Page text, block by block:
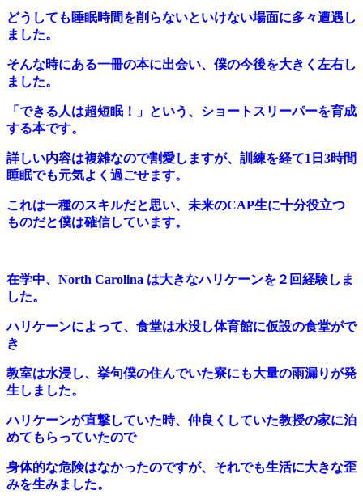
どうしても睡眠時間を削らないといけない場面に多々遭遇し
ました。
そんな時にある一冊の本に出会い、僕の今後を大きく左右し
ました。
「できる人は超短眠！」という、ショートスリーパーを育成
する本です。
詳しい内容は複雑なので割愛しますが、訓練を経て1日3時間
睡眠でも元気よく過ごせます。
これは一種のスキルだと思い、未来のCAP生に十分役立つ
ものだと僕は確信しています。
在学中、North Carolina は大きなハリケーンを２回経験しま
した。
ハリケーンによって、食堂は水没し体育館に仮設の食堂がで
き
教室は水浸し、挙句僕の住んでいた寮にも大量の雨漏りが発
生しました。
ハリケーンが直撃していた時、仲良くしていた教授の家に泊
めてもらっていたので
身体的な危険はなかったのですが、それでも生活に大きな歪
みを生みました。